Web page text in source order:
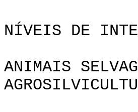
NÍVEIS DE
ANIMAIS